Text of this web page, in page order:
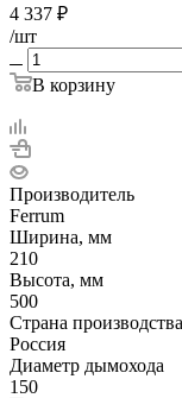
4 337 ₽
/шт
В корзину
Производитель
Ferrum
Ширина, мм
210
Высота, мм
500
Страна производства
Россия
Диаметр дымохода
150